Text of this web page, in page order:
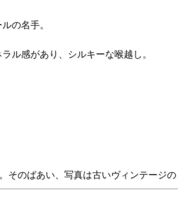
の名手。
ル感があり、シルキーな喉越し。
のばあい、写真は古いヴィンテージ